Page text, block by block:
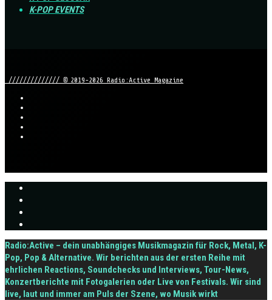
K-POP EVENTS
////////////// © 2019-2026 Radio:Active Magazine
Radio:Active – dein unabhängiges Musikmagazin für Rock, Metal, K-
Pop, Pop & Alternative. Wir berichten aus der ersten Reihe mit
ehrlichen Reactions, Soundchecks und Interviews, Tour-News,
Konzertberichte mit Fotogalerien oder Live von Festivals. Wir sind
live, laut und immer am Puls der Szene, wo Musik wirkt